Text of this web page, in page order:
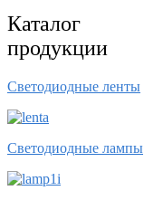
Каталог
продукции
Светодиодные ленты
Светодиодные лампы